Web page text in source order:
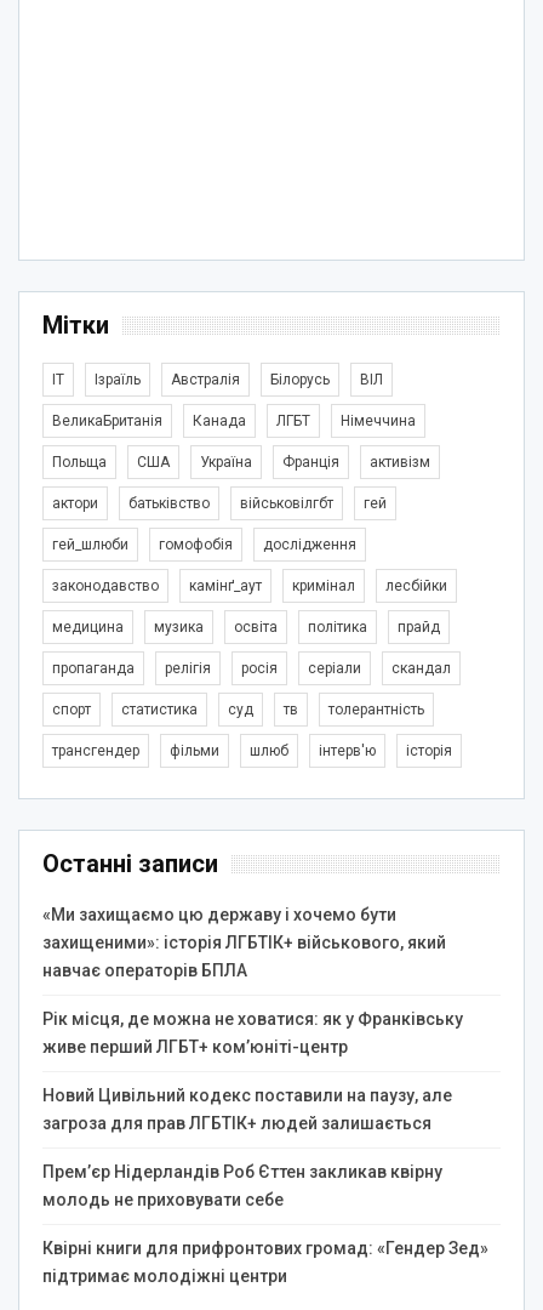
Мітки
IT Ізраїль Австралія Білорусь ВІЛ
ВеликаБританія Канада ЛГБТ Німеччина
Польща США Україна Франція активізм
актори батьківство військовілгбт гей
гей_шлюби гомофобія дослідження
законодавство камінґ_аут кримінал лесбійки
медицина музика освіта політика прайд
пропаганда релігія росія серіали скандал
спорт статистика суд тв толерантність
трансгендер фільми шлюб інтерв'ю історія
Останні записи
«Ми захищаємо цю державу і хочемо бути
захищеними»: історія ЛГБТІК+ військового, який
навчає операторів БПЛА
Рік місця, де можна не ховатися: як у Франківську
живе перший ЛГБТ+ ком’юніті-центр
Новий Цивільний кодекс поставили на паузу, але
загроза для прав ЛГБТІК+ людей залишається
Прем’єр Нідерландів Роб Єттен закликав квірну
молодь не приховувати себе
Квірні книги для прифронтових громад: «Гендер Зед»
підтримає молодіжні центри